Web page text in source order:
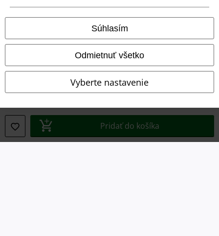
Súhlasím
Odmietnuť všetko
Vyberte nastavenie
Pridať do košíka
Informácie o prístupnosti
Odstúpenie od zmluvy